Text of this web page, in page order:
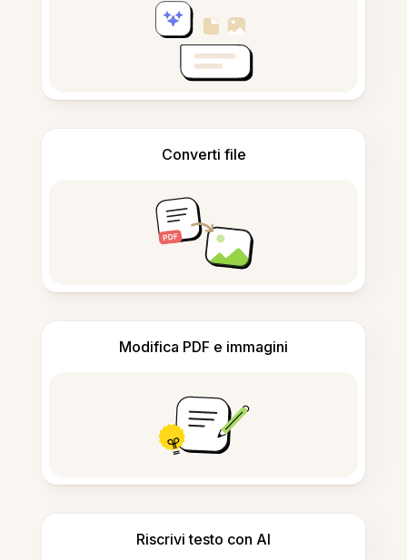
Converti file
Modifica PDF e immagini
Riscrivi testo con AI